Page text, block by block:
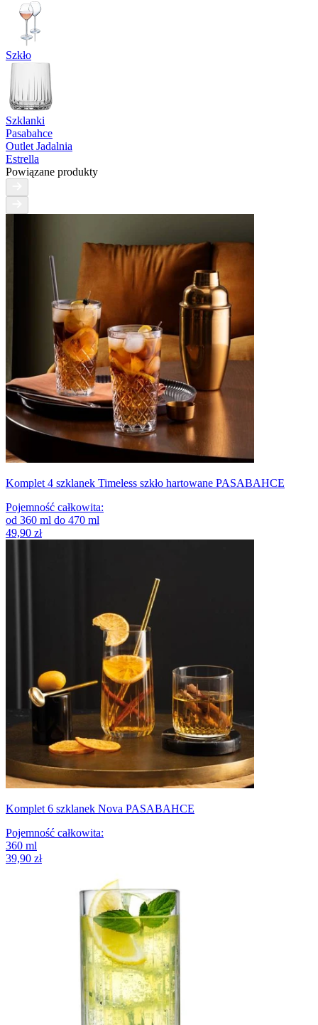
Szkło
Szklanki
Pasabahce
Outlet Jadalnia
Estrella
Powiązane produkty
Komplet 4 szklanek Timeless szkło hartowane PASABAHCE
Pojemność całkowita:
od 360 ml do 470 ml
49,90 zł
Komplet 6 szklanek Nova PASABAHCE
Pojemność całkowita:
360 ml
39,90 zł